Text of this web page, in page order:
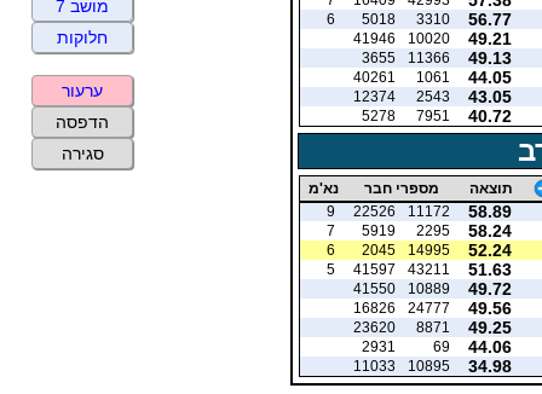
56.77
3310
5018
6
49.21
10020
41946
49.13
11366
3655
44.05
1061
40261
43.05
2543
12374
40.72
7951
5278
תוצאה מספרי חבר נא'מ
58.89
11172
22526
9
58.24
2295
5919
7
52.24
14995
2045
6
51.63
43211
41597
5
49.72
10889
41550
49.56
24777
16826
49.25
8871
23620
44.06
69
2931
34.98
10895
11033
מושב 7
חלוקות
ערעור
הדפסה
סגירה